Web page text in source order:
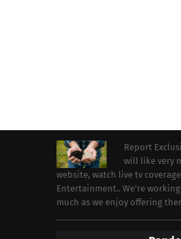
Report
will like very
website, watch live tv
Entertainment.. We're
much as we enjoy offering